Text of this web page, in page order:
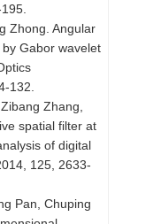
Zhong. Angular
Gabor wavelet
132.
Zhang,
spatial filter at
of digital
125, 2633-
Pan, Chuping